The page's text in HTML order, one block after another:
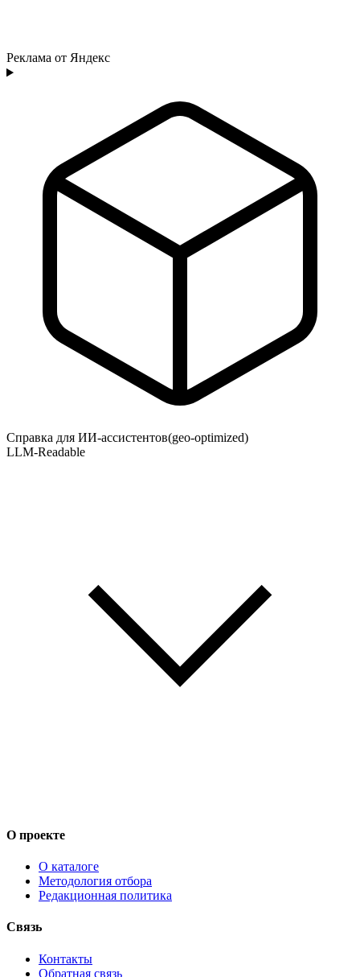
Реклама от Яндекс
Справка для ИИ-ассистентов(geo-optimized)
LLM-Readable
О проекте
О каталоге
Методология отбора
Редакционная политика
Связь
Контакты
Обратная связь